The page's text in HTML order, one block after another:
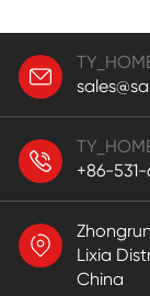
+86-531-
Lixia
China